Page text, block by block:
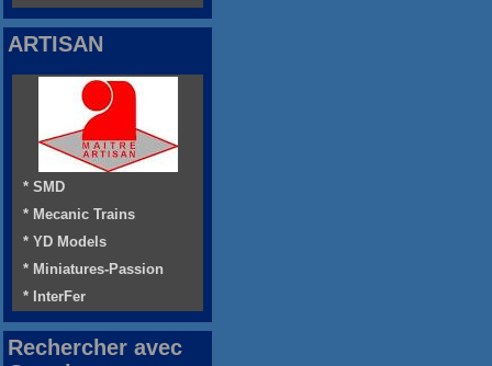
ARTISAN
* SMD
* Mecanic Trains
* YD Models
* Miniatures-Passion
* InterFer
Rechercher avec